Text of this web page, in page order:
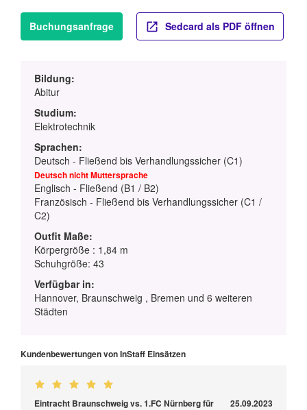
Buchungsanfrage Sedcard als PDF öffnen
Bildung:
Abitur
Studium:
Elektrotechnik
Sprachen:
Deutsch - Fließend bis Verhandlungssicher (C1)
Deutsch nicht Muttersprache
Englisch - Fließend (B1 / B2)
Französisch - Fließend bis Verhandlungssicher (C1 /
C2)
Outfit Maße:
Körpergröße : 1,84 m
Schuhgröße: 43
Verfügbar in:
Hannover, Braunschweig , Bremen und 6 weiteren
Städten
Kundenbewertungen von InStaff Einsätzen
Eintracht Braunschweig vs. 1.FC Nürnberg für
25.09.2023